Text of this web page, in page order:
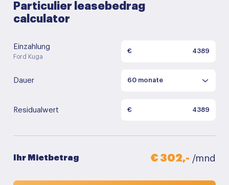
Particulier leasebedrag
calculator
Einzahlung
Ford Kuga
€
Dauer
Residualwert €
Ihr Mietbetrag € 302,- /mnd